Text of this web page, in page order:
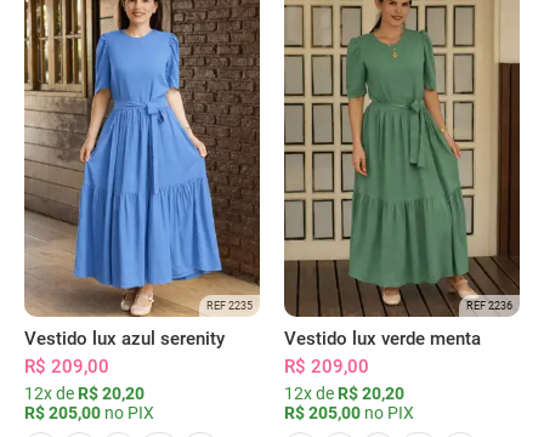
REF 2235
Vestido lux azul serenity
R$ 209,00
12x de R$ 20,20
R$ 205,00 no PIX
REF 2236
Vestido lux verde menta
R$ 209,00
12x de R$ 20,20
R$ 205,00 no PIX